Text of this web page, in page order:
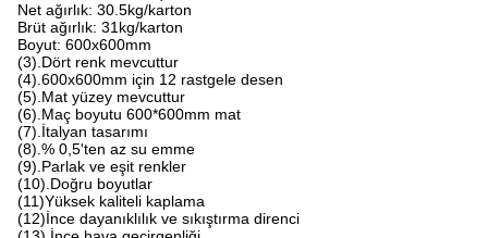
Net ağırlık: 30.5kg/karton
Brüt ağırlık: 31kg/karton
Boyut: 600x600mm
(3).Dört renk mevcuttur
(4).600x600mm için 12 rastgele desen
(5).Mat yüzey mevcuttur
(6).Maç boyutu 600*600mm mat
(7).İtalyan tasarımı
(8).% 0,5'ten az su emme
(9).Parlak ve eşit renkler
(10).Doğru boyutlar
(11)Yüksek kaliteli kaplama
(12)İnce dayanıklılık ve sıkıştırma direnci